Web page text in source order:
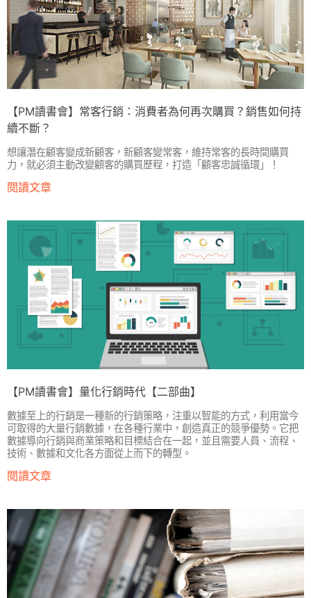
【PM讀書會】常客行銷：消費者為何再次購買？銷售如何持
續不斷？
想讓潛在顧客變成新顧客，新顧客變常客，維持常客的長時間購買
力，就必須主動改變顧客的購買歷程，打造「顧客忠誠循環」！
閱讀文章
【PM讀書會】量化行銷時代【二部曲】
數據至上的行銷是一種新的行銷策略，注重以智能的方式，利用當今
可取得的大量行銷數據，在各種行業中，創造真正的競爭優勢。它把
數據導向行銷與商業策略和目標結合在一起，並且需要人員、流程、
技術、數據和文化各方面從上而下的轉型。
閱讀文章